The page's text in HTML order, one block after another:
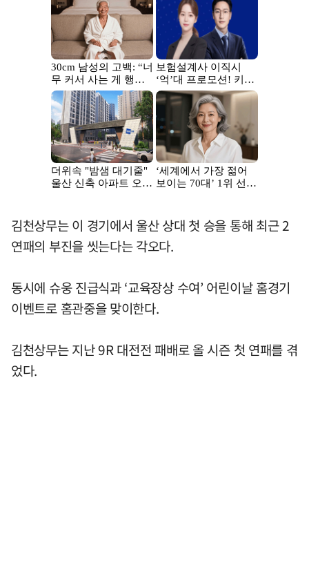
김천상무는 이 경기에서 울산 상대 첫 승을 통해 최근 2
연패의 부진을 씻는다는 각오다.
동시에 슈웅 진급식과 ‘교육장상 수여’ 어린이날 홈경기
이벤트로 홈관중을 맞이한다.
김천상무는 지난 9R 대전전 패배로 올 시즌 첫 연패를 겪
었다.